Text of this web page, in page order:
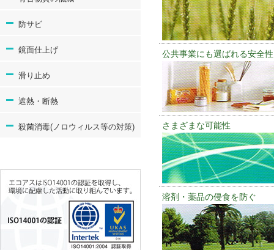
公共事業にも選ばれる安全性
さまざまな可能性
溶剤・薬品の侵食を防ぐ
防サビ
鏡面仕上げ
滑り止め
遮熱・断熱
殺菌消毒(ノロウィルス等の対策)